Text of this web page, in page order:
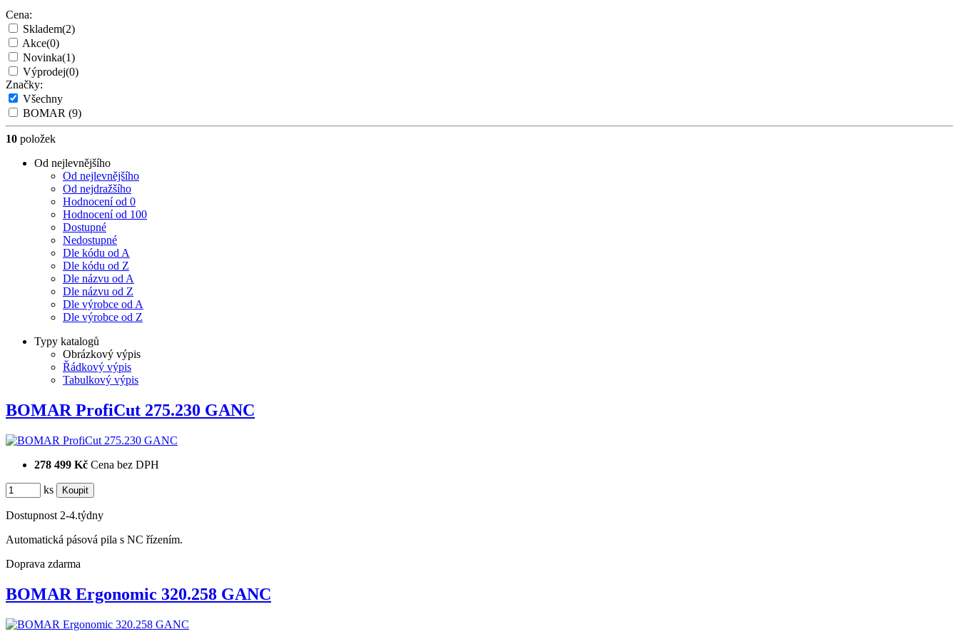
Cena:
Skladem(2)
Akce(0)
Novinka(1)
Výprodej(0)
Značky:
Všechny
BOMAR (9)
10 položek
Od nejlevnějšího
Od nejlevnějšího
Od nejdražšího
Hodnocení od 0
Hodnocení od 100
Dostupné
Nedostupné
Dle kódu od A
Dle kódu od Z
Dle názvu od A
Dle názvu od Z
Dle výrobce od A
Dle výrobce od Z
Typy katalogů
Obrázkový výpis
Řádkový výpis
Tabulkový výpis
BOMAR ProfiCut 275.230 GANC
278 499 Kč Cena bez DPH
ks
Dostupnost 2-4.týdny
Automatická pásová pila s NC řízením.
Doprava zdarma
BOMAR Ergonomic 320.258 GANC